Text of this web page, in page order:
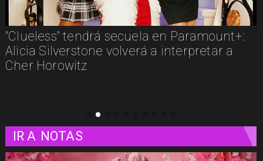
secuela en Paramount+:
volverá a interpretar a
Los
estos son
IR A NOTAS